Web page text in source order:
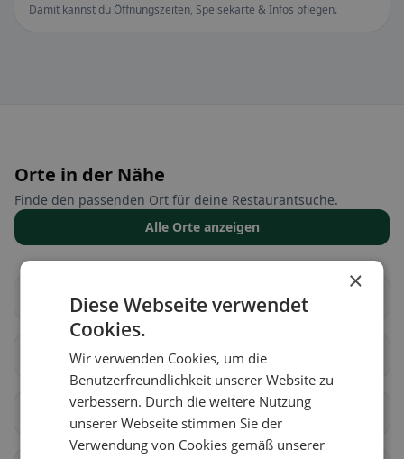
Damit kannst du Öffnungszeiten, Speisekarte & Infos pflegen.
Orte in der Nähe
Finde den passenden Ort für deine Restaurantsuche.
Alle Orte anzeigen
Herisau Hundwil
Schönengrund Schwellbrunn
Stein (AR) Urnäsch
×
Diese Webseite verwendet
Cookies.
Wir verwenden Cookies, um die
Benutzerfreundlichkeit unserer Website zu
verbessern. Durch die weitere Nutzung
unserer Webseite stimmen Sie der
Verwendung von Cookies gemäß unserer